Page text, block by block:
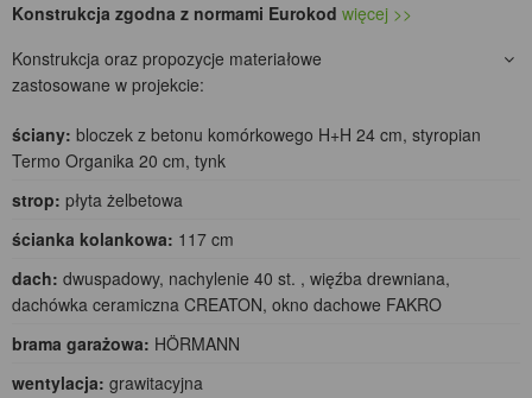
Konstrukcja zgodna z normami Eurokod więcej >>
Konstrukcja oraz propozycje materiałowe
zastosowane w projekcie:
ściany: bloczek z betonu komórkowego H+H 24 cm, styropian
Termo Organika 20 cm, tynk
strop: płyta żelbetowa
ścianka kolankowa: 117 cm
dach: dwuspadowy, nachylenie 40 st. , więźba drewniana,
dachówka ceramiczna CREATON, okno dachowe FAKRO
brama garażowa: HÖRMANN
wentylacja: grawitacyjna